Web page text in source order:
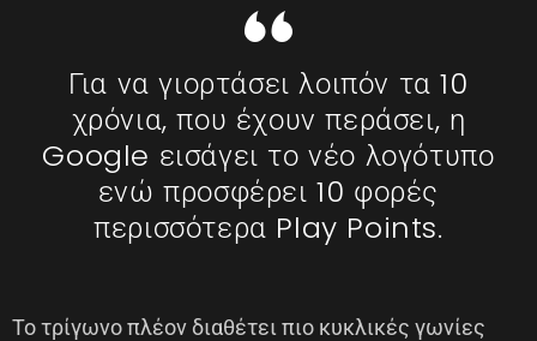
Για να γιορτάσει λοιπόν τα 10
χρόνια, που έχουν περάσει, η
Google εισάγει το νέο λογότυπο
ενώ προσφέρει 10 φορές
περισσότερα Play Points.
Το τρίγωνο πλέον διαθέτει πιο κυκλικές γωνίες